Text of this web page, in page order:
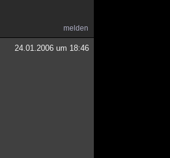
melden
24.01.2006 um 18:46